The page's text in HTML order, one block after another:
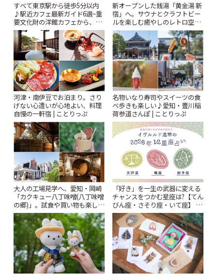
すべて東京駅から徒歩5分以内
♪駅近カフェ最新ガイド6選~重
要文化財の洋館カフェから、改
札すぐのレトロ喫茶まで~ | こと
りっぷ
新オープンした銭湯「黄金湯 新
宿」へ。サウナとクラフトビー
ルを楽しむ癒やしのレトロ空間
| ことりっぷ
河津・南伊豆でお泊まり。さり
げない心遣いが心地よい、料理
自慢の一軒宿 | ことりっぷ
名物いなり寿司やスイーツの食
べ歩きも楽しい♪愛知・豊川稲
荷参道さんぽ | ことりっぷ
大人の工場見学へ、愛知・岡崎
「カクキュー八丁味噌(八丁味噌
の郷)」。試食や買い物も楽しみ
♪ | ことりっぷ
「好き」を一生の武器に変える
チャンスをつかむ星座は?【てん
びん座・さそり座・いて座】 イ
ヴルルド遙華2026年 夏の運勢
~Summer~ | ことりっぷ